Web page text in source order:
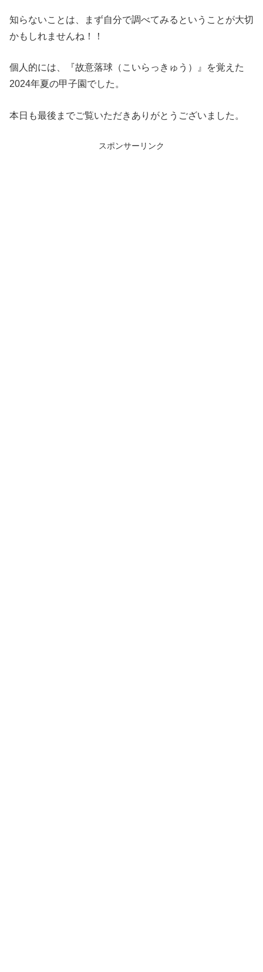
知らないことは、まず自分で調べてみるということが大切
かもしれませんね！！
個人的には、『故意落球（こいらっきゅう）』を覚えた
2024年夏の甲子園でした。
本日も最後までご覧いただきありがとうございました。
スポンサーリンク